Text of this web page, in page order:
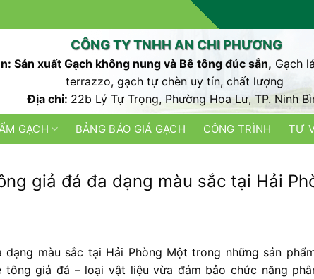
CÔNG TY TNHH AN CHI PHƯƠNG
Sản xuất Gạch không nung và Bê tông đúc sẳn, Gạch
terrazzo, gạch tự chèn uy tín, chất lượng
Địa chỉ: 22b Lý Tự Trọng, Phường Hoa Lư, TP. Ninh
GẠCH BẢNG BÁO GIÁ GẠCH CÔNG TRÌNH TƯ
giả đá đa dạng màu sắc tại Hải
màu sắc tại Hải Phòng Mộttrong những sản
tônggiả đá – loại vật liệuvừa đảm bảochức năng